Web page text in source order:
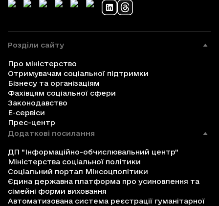
Розділи сайту
Про міністерство
Отримувачам соціальної підтримки
Бізнесу та організаціям
Фахівцям соціальної сфери
Законодавство
Е-сервіси
Прес-центр
Додаткові посилання
ДП "Інформаційно-обчислювальний центр"
Міністерства соціальної політики
Соціальний портал Мінсоцполітики
Єдина державна платформа про усиновлення та
сімейні форми виховання
Автоматизована система реєстрації гуманітарної